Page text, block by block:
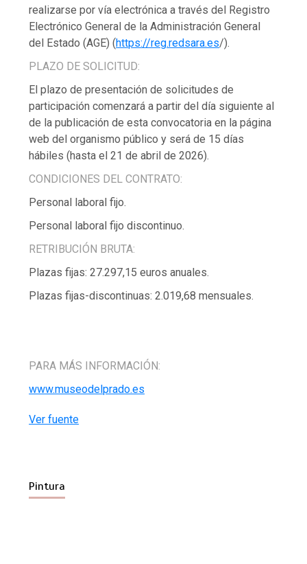
realizarse por vía electrónica a través del Registro
Electrónico General de la Administración General
del Estado (AGE) (https://reg.redsara.es/).
PLAZO DE SOLICITUD:
El plazo de presentación de solicitudes de
participación comenzará a partir del día siguiente al
de la publicación de esta convocatoria en la página
web del organismo público y será de 15 días
hábiles (hasta el 21 de abril de 2026).
CONDICIONES DEL CONTRATO:
Personal laboral fijo.
Personal laboral fijo discontinuo.
RETRIBUCIÓN BRUTA:
Plazas fijas: 27.297,15 euros anuales.
Plazas fijas-discontinuas: 2.019,68 mensuales.
PARA MÁS INFORMACIÓN:
www.museodelprado.es
Ver fuente
Pintura